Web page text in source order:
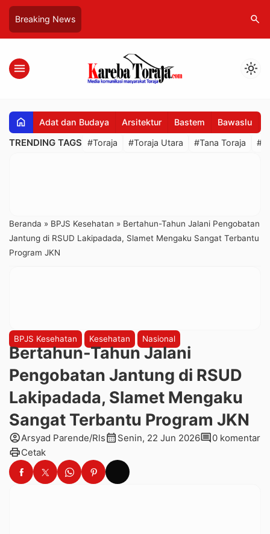
Breaking News search
menu light_mode
home Adat dan Budaya Arsitektur Bastem Bawaslu
TRENDING TAGS #Toraja #Toraja Utara #Tana Toraja
Beranda » BPJS Kesehatan » Bertahun-Tahun Jalani Pengobatan
Jantung di RSUD Lakipadada, Slamet Mengaku Sangat Terbantu
Program JKN
BPJS Kesehatan Kesehatan Nasional
Bertahun-Tahun Jalani
Pengobatan Jantung di RSUD
Lakipadada, Slamet Mengaku
Sangat Terbantu Program JKN
account_circleArsyad Parende/Rlscalendar_month Senin, 22 Jun 2026comment0 komentar
printCetak